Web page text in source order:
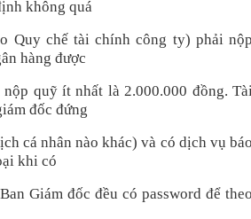
không quá
Quy chế tài chính công ty) phải
hàng được
quỹ ít nhất là 2.000.000 đồng.
đốc đứng
cá nhân nào khác) và có dịch vụ
khi có
Giám đốc đều có password để